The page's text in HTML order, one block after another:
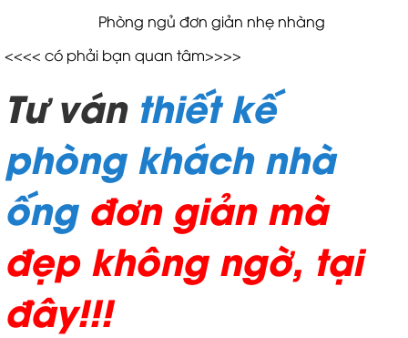
Phòng ngủ đơn giản nhẹ nhàng
<<<< có phải bạn quan tâm>>>>
Tư vấn thiết kế
phòng khách nhà
ống đơn giản mà
đẹp không ngờ, tại
đây!!!